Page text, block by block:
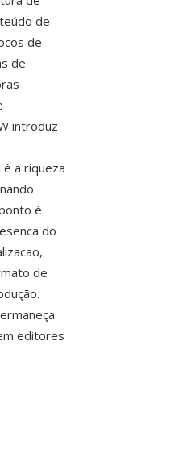
de
de
de
introduz
a riqueza
é
do
de
editores